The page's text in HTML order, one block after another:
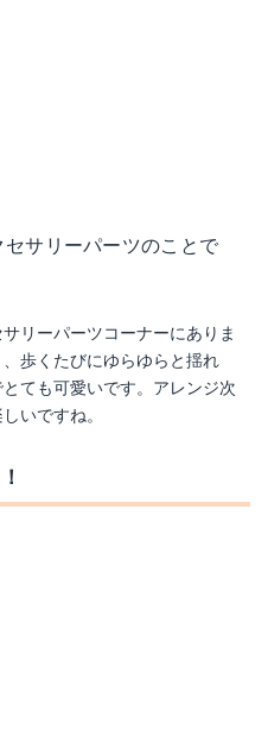
サリーパーツのことで
リーパーツコーナーにありま
歩くたびにゆらゆらと揺れ
ても可愛いです。アレンジ次
いですね。